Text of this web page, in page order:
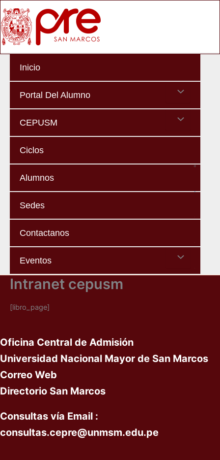
to
content
Inicio
Portal Del Alumno Menu
CEPUSM Menu
Ciclos
Alumnos
Sedes
Contactanos
Eventos Menu
Intranet cepusm
[libro_page]
Oficina Central de Admisión
Universidad Nacional Mayor de San Marcos
Correo Web
Directorio San Marcos
Consultas vía Email :
consultas.cepre@unmsm.edu.pe